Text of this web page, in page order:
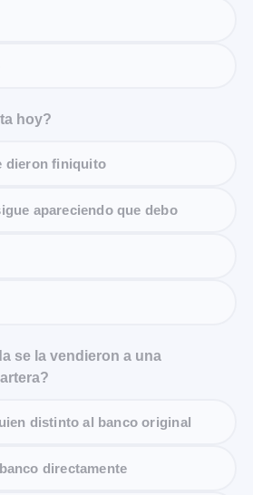
hoy?
dieron finiquito
apareciendo que debo
se la vendieron a una
distinto al banco original
directamente